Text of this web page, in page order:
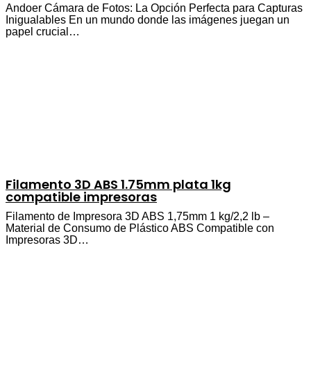
Andoer Cámara de Fotos: La Opción Perfecta para Capturas
Inigualables En un mundo donde las imágenes juegan un
papel crucial…
Filamento 3D ABS 1.75mm plata 1kg
compatible impresoras
Filamento de Impresora 3D ABS 1,75mm 1 kg/2,2 lb –
Material de Consumo de Plástico ABS Compatible con
Impresoras 3D…